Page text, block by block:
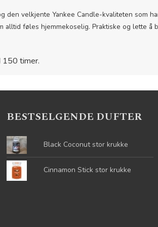
den velkjente Yankee Candle-kvaliteten som
alltid føles hjemmekoselig. Praktiske og lette
150 timer.
BESTSELGENDE DUFTER
Black Coconut stor krukke
Cinnamon Stick stor krukke